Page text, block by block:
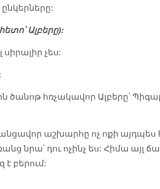
Ալբերը):
սիրալիր չես:
հին ծանոթ հռչակավոր Ալբերը՝
աշխարհը ոչ ոքի այդպես
նրա՝ դու ոչինչ ես: Հիմա այլ
բերում: